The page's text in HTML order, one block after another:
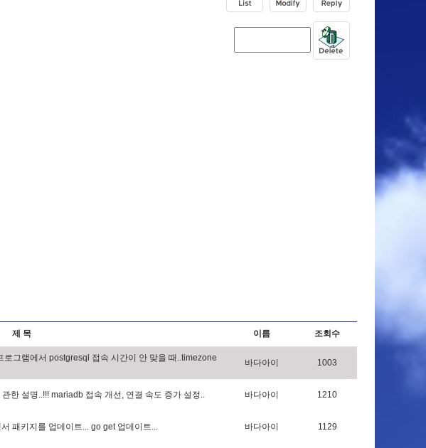
제 목 이름 조회수
로그램에 서 postgresq 접 속 시 간이 안 맞을 때 ..timezone
바다아이 1003
관한 설 명..!!! mariad b 접 속 개선 , 연 결 속도 증가 설 정.. 바다아이 1210
서 패 키 지 를 업데 이 트... go get 업데 이 트... 바다아이 1129